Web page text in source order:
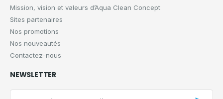
Mission, vision et valeurs d’Aqua Clean Concept
Sites partenaires
Nos promotions
Nos nouveautés
Contactez-nous
NEWSLETTER
Votre